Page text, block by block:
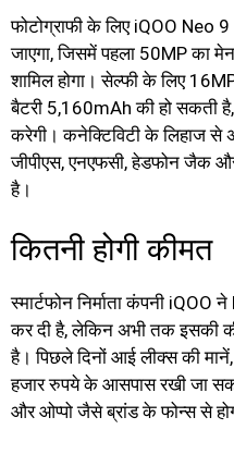
फोटोग्राफी के लिए iQOO Neo
जाएगा, जिसमें पहला 50MP का
शामिल होगा। सेल्फी के लिए
बैटरी 5,160mAh की हो सकती है,
करेगी। कनेक्टिविटी के लिहाज से
जीपीएस, एनएफसी, हेडफोन जैक और
है।
कितनी होगी कीमत
स्मार्टफोन निर्माता कंपनी
कर दी है, लेकिन अभी तक इसकी
है। पिछले दिनों आई लीक्स की
हजार रुपये के आसपास रखी जा
और ओप्पो जैसे ब्रांड के फोन्स से